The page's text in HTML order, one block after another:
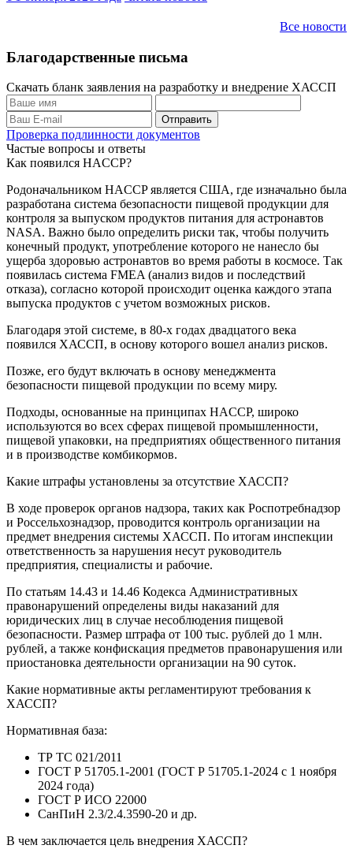
Все новости
Благодарственные письма
Скачать бланк заявления на разработку и внедрение ХАССП
Проверка подлинности документов
Частые вопросы и ответы
Как появился HACCP?
Родоначальником HACCP является США, где изначально была
разработана система безопасности пищевой продукции для
контроля за выпуском продуктов питания для астронавтов
NASA. Важно было определить риски так, чтобы получить
конечный продукт, употребление которого не нанесло бы
ущерба здоровью астронавтов во время работы в космосе. Так
появилась система FMEA (анализ видов и последствий
отказа), согласно которой происходит оценка каждого этапа
выпуска продуктов с учетом возможных рисков.
Благодаря этой системе, в 80-х годах двадцатого века
появился ХАССП, в основу которого вошел анализ рисков.
Позже, его будут включать в основу менеджмента
безопасности пищевой продукции по всему миру.
Подходы, основанные на принципах HACCP, широко
используются во всех сферах пищевой промышленности,
пищевой упаковки, на предприятиях общественного питания
и в производстве комбикормов.
Какие штрафы установлены за отсутствие ХАССП?
В ходе проверок органов надзора, таких как Роспотребнадзор
и Россельхознадзор, проводится контроль организации на
предмет внедрения системы ХАССП. По итогам инспекции
ответственность за нарушения несут руководитель
предприятия, специалисты и рабочие.
По статьям 14.43 и 14.46 Кодекса Административных
правонарушений определены виды наказаний для
юридических лиц в случае несоблюдения пищевой
безопасности. Размер штрафа от 100 тыс. рублей до 1 млн.
рублей, а также конфискация предметов правонарушения или
приостановка деятельности организации на 90 суток.
Какие нормативные акты регламентируют требования к
ХАССП?
Нормативная база:
ТР ТС 021/2011
ГОСТ Р 51705.1-2001 (ГОСТ Р 51705.1-2024 с 1 ноября
2024 года)
ГОСТ Р ИСО 22000
СанПиН 2.3/2.4.3590-20 и др.
В чем заключается цель внедрения ХАССП?